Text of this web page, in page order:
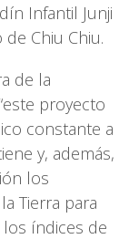
Infantil Junji
Chiu Chiu.
de la
proyecto
constante a
y, además,
los
Tierra para
los índices de